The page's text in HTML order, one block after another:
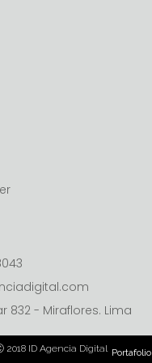
832 - Miraflores. Lima
2018 ID Agencia Digital Portafolio